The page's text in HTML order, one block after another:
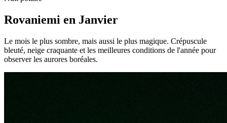
Rovaniemi en Janvier
Le mois le plus sombre, mais aussi le plus magique. Crépuscule
bleuté, neige craquante et les meilleures conditions de l'année pour
observer les aurores boréales.